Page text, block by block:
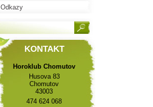
Odkazy
KONTAKT
Horoklub Chomutov
Husova 83
Chomutov
43003
474 624 068